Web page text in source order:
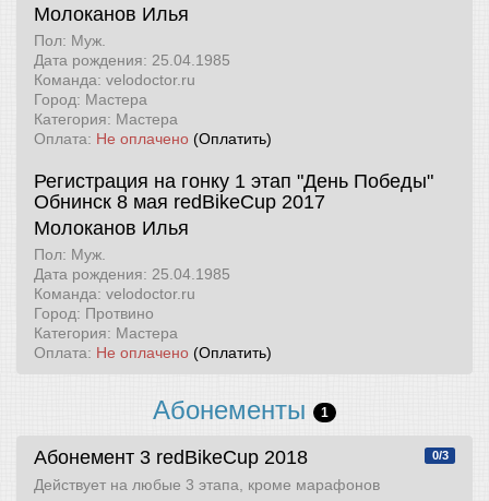
Молоканов Илья
Пол: Муж.
Дата рождения: 25.04.1985
Команда: velodoctor.ru
Город: Мастера
Категория: Мастера
Оплата: Не оплачено (Оплатить)
Регистрация на гонку 1 этап "День Победы"
Обнинск 8 мая redBikeCup 2017
Молоканов Илья
Пол: Муж.
Дата рождения: 25.04.1985
Команда: velodoctor.ru
Город: Протвино
Категория: Мастера
Оплата: Не оплачено (Оплатить)
Абонементы 1
0/3
Абонемент 3 redBikeCup 2018
Действует на любые 3 этапа, кроме марафонов